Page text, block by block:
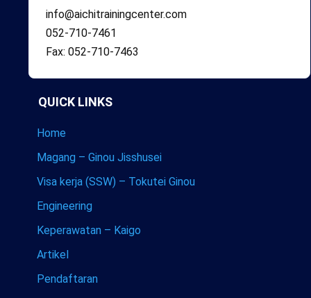
info@aichitrainingcenter.com
052-710-7461
Fax: 052-710-7463
QUICK LINKS
Home
Magang – Ginou Jisshusei
Visa kerja (SSW) – Tokutei Ginou
Engineering
Keperawatan – Kaigo
Artikel
Pendaftaran